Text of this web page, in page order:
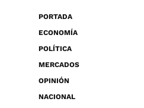
PORTADA
ECONOMÍA
POLÍTICA
MERCADOS
OPINIÓN
NACIONAL